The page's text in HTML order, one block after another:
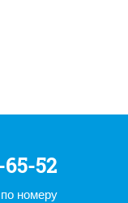
65-52
номеру